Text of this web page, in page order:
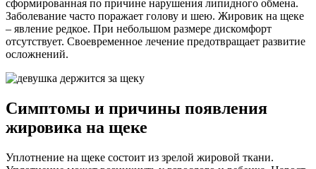
сформированная по причине нарушения липидного обмена.
Заболевание часто поражает голову и шею. Жировик на щеке
– явление редкое. При небольшом размере дискомфорт
отсутствует. Своевременное лечение предотвращает развитие
осложнений.
Симптомы и причины появления
жировика на щеке
Уплотнение на щеке состоит из зрелой жировой ткани.